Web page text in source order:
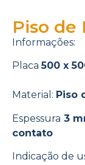
Piso de
Informações:
Placa500 x
Material: Piso
Espessura 3
contato
Indicação de